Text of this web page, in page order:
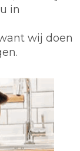
in
wij doen